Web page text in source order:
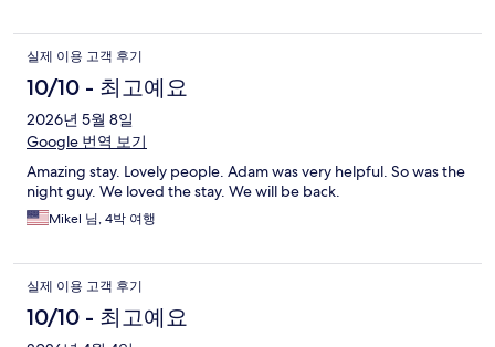
실제 이용 고객 후기
10/10 - 최고예요
2026년 5월 8일
Google 번역 보기
Amazing stay. Lovely people. Adam was very helpful. So was the
night guy. We loved the stay. We will be back.
Mikel 님, 4박 여행
실제 이용 고객 후기
10/10 - 최고예요